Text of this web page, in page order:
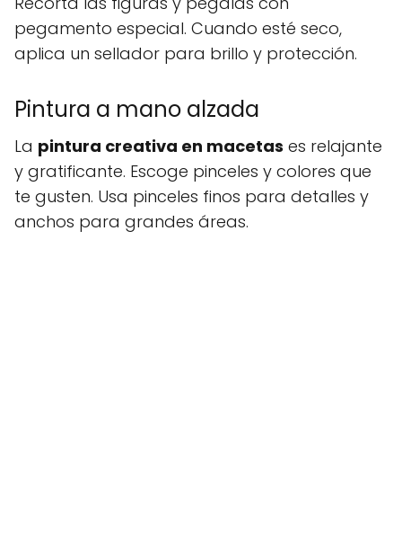
pegamento especial. Cuando esté seco,
aplica un sellador para brillo y protección.
Pintura a mano alzada
La pintura creativa en macetas es relajante
y gratificante. Escoge pinceles y colores que
te gusten. Usa pinceles finos para detalles y
anchos para grandes áreas.